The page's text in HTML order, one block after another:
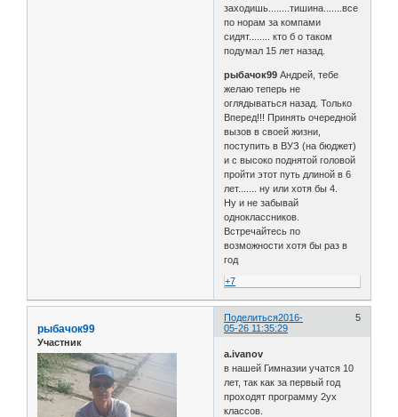
заходишь........тишина.......все
по норам за компами
сидят........ кто б о таком
подумал 15 лет назад.
рыбачок99 Андрей, тебе
желаю теперь не
оглядываться назад. Только
Вперед!!! Принять очередной
вызов в своей жизни,
поступить в ВУЗ (на бюджет)
и с высоко поднятой головой
пройти этот путь длиной в 6
лет....... ну или хотя бы 4.
Ну и не забывай
одноклассников.
Встречайтесь по
возможности хотя бы раз в
год
+7
Поделиться 5
2016-
05-26 11:35:29
рыбачок99
Участник
a.ivanov
в нашей Гимназии учатся 10
лет, так как за первый год
проходят программу 2ух
классов.